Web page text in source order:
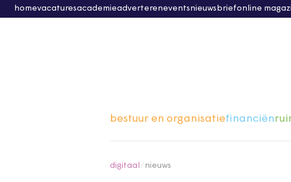
homevacaturesacademieadvertereneventsnieuwsbriefonline
bestuur en organisatiefinanciën
digitaal nieuws